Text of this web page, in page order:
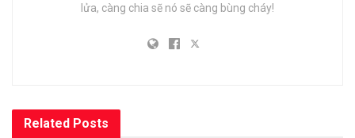
lửa, càng chia sẽ nó sẽ càng bùng cháy!
Related Posts